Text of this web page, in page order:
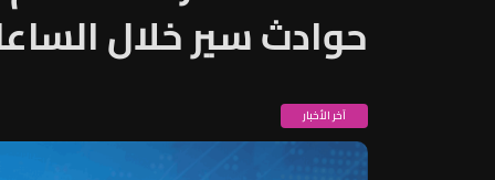
حوادث سير خلال الساعات الـ24
آخر الأخبار